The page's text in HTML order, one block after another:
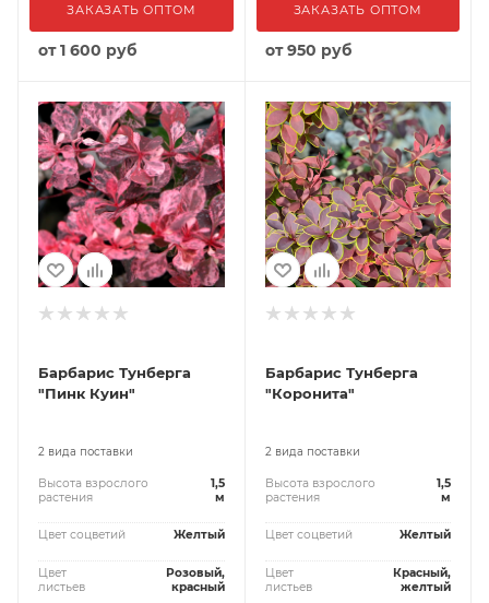
ЗАКАЗАТЬ ОПТОМ
от1 600 руб
ЗАКАЗАТЬ ОПТОМ
от950 руб
Барбарис Тунберга
"Пинк Куин"
2 вида поставки
Высота взрослого
растения
1,5
м
Цвет соцветий Желтый
Цвет
листьев
Розовый,
красный
Барбарис Тунберга
"Коронита"
2 вида поставки
Высота взрослого
растения
1,5
м
Цвет соцветий Желтый
Цвет
листьев
Красный,
желтый